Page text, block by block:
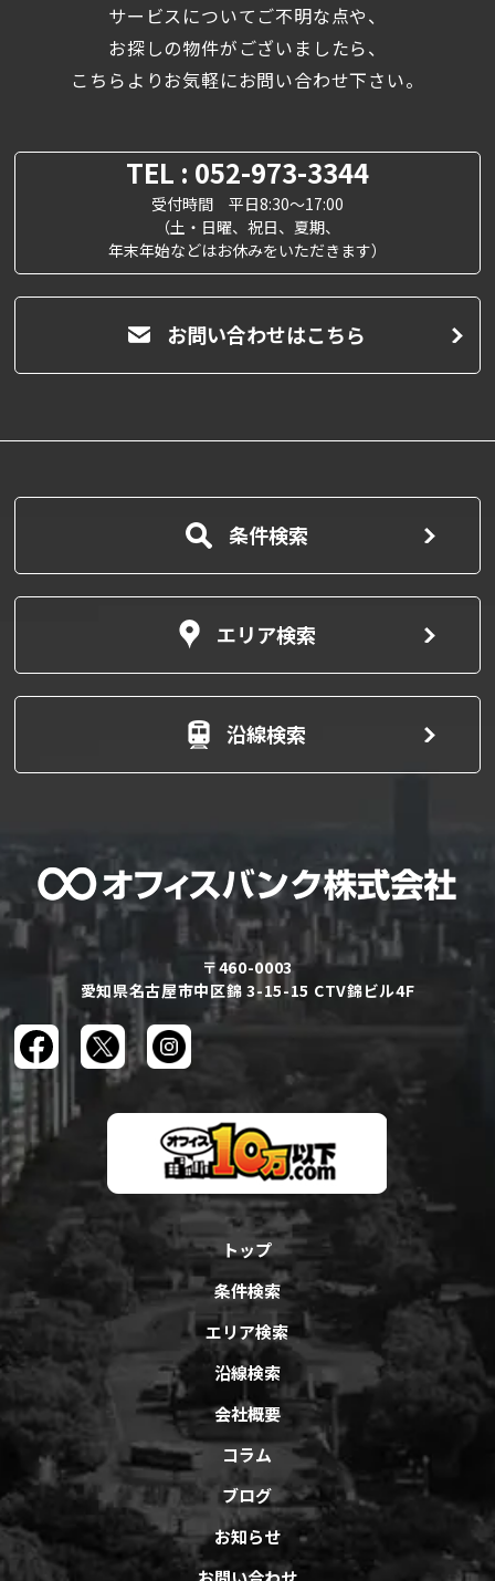
サービスについてご不明な点や、
お探しの物件がございましたら、
こちらよりお気軽にお問い合わせ下さい。
TEL : 052-973-3344
受付時間 平日8:30～17:00
（土・日曜、祝日、夏期、
年末年始などはお休みをいただきます）
お問い合わせはこちら
条件検索
エリア検索
沿線検索
〒460-0003
愛知県名古屋市中区錦 3-15-15 CTV錦ビル4F
トップ
条件検索
エリア検索
沿線検索
会社概要
コラム
ブログ
お知らせ